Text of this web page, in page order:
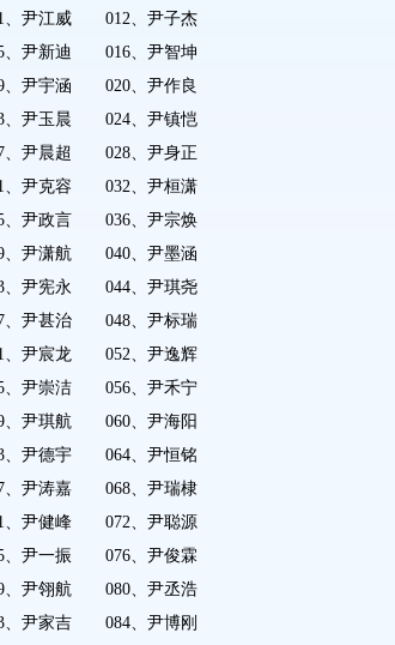
尹江威 012、尹子杰
尹新迪 016、尹智坤
尹宇涵 020、尹作良
尹玉晨 024、尹镇恺
尹晨超 028、尹身正
尹克容 032、尹桓潇
尹政言 036、尹宗焕
尹潇航 040、尹墨涵
尹宪永 044、尹琪尧
尹甚治 048、尹标瑞
尹宸龙 052、尹逸辉
尹崇洁 056、尹禾宁
尹琪航 060、尹海阳
尹德宇 064、尹恒铭
尹涛嘉 068、尹瑞棣
尹健峰 072、尹聪源
尹一振 076、尹俊霖
尹翎航 080、尹丞浩
尹家吉 084、尹博刚